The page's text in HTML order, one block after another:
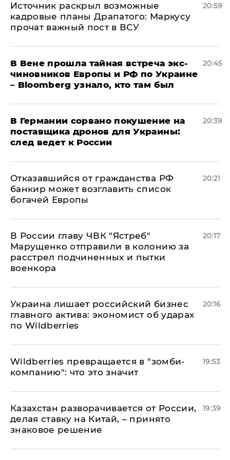
​Источник раскрыл возможные
кадровые планы Драпатого: Маркусу
прочат важный пост в ВСУ
20:59
В Вене прошла тайная встреча экс-
чиновников Европы и РФ по Украине
– Bloomberg узнало, кто там был
20:45
​В Германии сорвано покушение на
поставщика дронов для Украины:
след ведет к России
20:39
Отказавшийся от гражданства РФ
банкир может возглавить список
богачей Европы
20:21
В России главу ЧВК "Ястреб"
Марущенко отправили в колонию за
расстрел подчиненных и пытки
военкора
20:17
​Украина лишает российский бизнес
главного актива: экономист об ударах
по Wildberries
20:16
Wildberries превращается в "зомби-
компанию": что это значит
19:53
Казахстан разворачивается от России,
делая ставку на Китай, – принято
знаковое решение
19:39